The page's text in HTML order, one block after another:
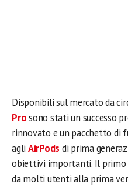
Disponibili sul mercato da
Prosono stati un successo
rinnovato e un pacchetto di
agli AirPods di prima
obiettivi importanti. Il primo
da molti utenti alla prima